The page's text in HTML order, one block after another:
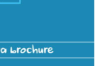
brochure